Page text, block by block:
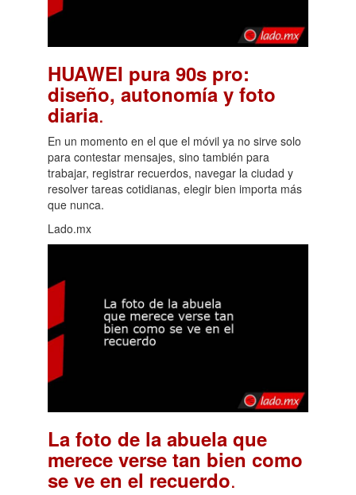
HUAWEI pura 90s pro:
diseño, autonomía y foto
diaria.
En un momento en el que el móvil ya no sirve solo
para contestar mensajes, sino también para
trabajar, registrar recuerdos, navegar la ciudad y
resolver tareas cotidianas, elegir bien importa más
que nunca.
Lado.mx
La foto de la abuela que
merece verse tan bien como
se ve en el recuerdo.